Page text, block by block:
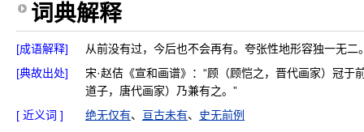
词典解释
[成语解释]
从前没有过，今后也不会再有。夸张性地形容独一无二
[典故出处]
宋·赵佶《宣和画谱》：“顾（顾恺之，晋代画家）冠
道子，唐代画家）乃兼有之。”
[ 近义词 ]
绝无仅有、 亘古未有、 史无前例